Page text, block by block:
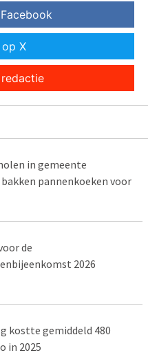
X
in gemeente
pannenkoeken voor
de
2026
kostte gemiddeld 480
in 2025